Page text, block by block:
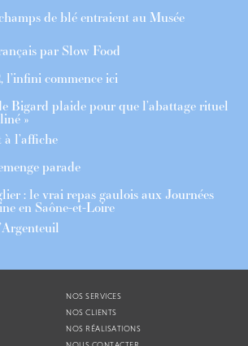
de blé entraient au Musée
par Slow Food
l’infini commence ici
Bigard plaide pour que l’abattage rituel
»
l’affiche
parade
: le vrai repas gaulois aux Journées
en Saône-et-Loire
NOS SERVICES
NOS CLIENTS
NOS RÉALISATIONS